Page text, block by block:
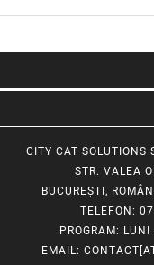
CITY CAT
STR. VALEA
BUCUREȘTI,
TELEFON :
PROGRAM: LUNI
EMAIL: